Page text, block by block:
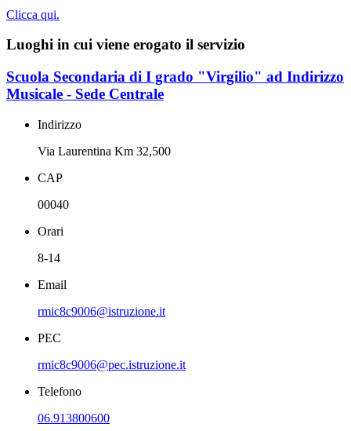
Clicca qui.
Luoghi in cui viene erogato il servizio
Scuola Secondaria di I grado "Virgilio" ad Indirizzo
Musicale - Sede Centrale
Indirizzo
Via Laurentina Km 32,500
CAP
00040
Orari
8-14
Email
rmic8c9006@istruzione.it
PEC
rmic8c9006@pec.istruzione.it
Telefono
06.913800600